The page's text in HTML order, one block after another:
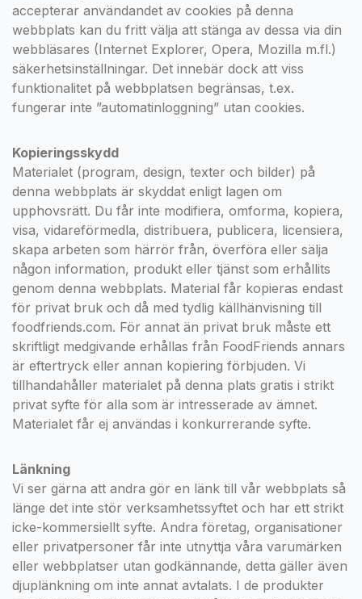
accepterar användandet av cookies på denna
webbplats kan du fritt välja att stänga av dessa via din
webbläsares (Internet Explorer, Opera, Mozilla m.fl.)
säkerhetsinställningar. Det innebär dock att viss
funktionalitet på webbplatsen begränsas, t.ex.
fungerar inte ”automatinloggning” utan cookies.
Kopieringsskydd
Materialet (program, design, texter och bilder) på
denna webbplats är skyddat enligt lagen om
upphovsrätt. Du får inte modifiera, omforma, kopiera,
visa, vidareförmedla, distribuera, publicera, licensiera,
skapa arbeten som härrör från, överföra eller sälja
någon information, produkt eller tjänst som erhållits
genom denna webbplats. Material får kopieras endast
för privat bruk och då med tydlig källhänvisning till
foodfriends.com. För annat än privat bruk måste ett
skriftligt medgivande erhållas från FoodFriends annars
är eftertryck eller annan kopiering förbjuden. Vi
tillhandahåller materialet på denna plats gratis i strikt
privat syfte för alla som är intresserade av ämnet.
Materialet får ej användas i konkurrerande syfte.
Länkning
Vi ser gärna att andra gör en länk till vår webbplats så
länge det inte stör verksamhetssyftet och har ett strikt
icke-kommersiellt syfte. Andra företag, organisationer
eller privatpersoner får inte utnyttja våra varumärken
eller webbplatser utan godkännande, detta gäller även
djuplänkning om inte annat avtalats. I de produkter